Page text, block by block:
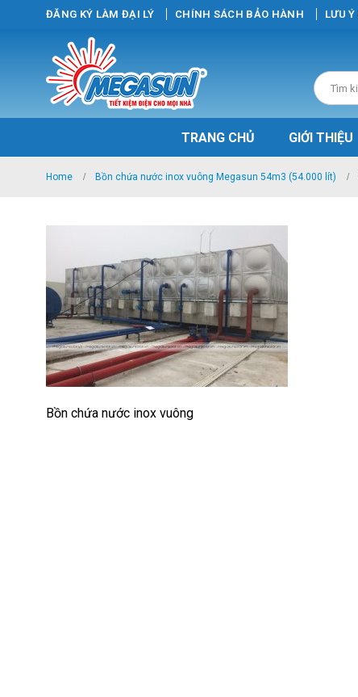
ĐĂNG KÝ LÀM ĐẠI LÝ CHÍNH SÁCH BẢO HÀNH LƯU
TRANG CHỦ GIỚI THIỆU
Home Bồn chứa nước inox vuông Megasun 54m3 (54.000 lít)
Bồn chứa nước inox vuông